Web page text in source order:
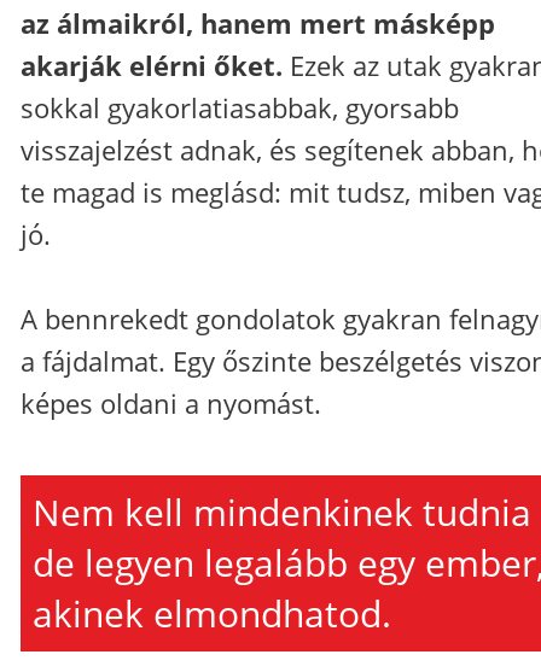
az álmaikról, hanem mert másképp
akarják elérni őket. Ezek az utak
sokkal gyakorlatiasabbak, gyorsabb
visszajelzést adnak, és segítenek abban,
te magad is meglásd: mit tudsz, miben
jó.
A bennrekedt gondolatok gyakran
a fájdalmat. Egy őszinte beszélgetés
képes oldani a nyomást.
Nem kell mindenkinek tudnia
de legyen legalább egy
akinek elmondhatod.